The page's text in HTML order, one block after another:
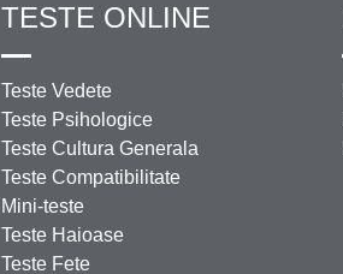
TESTE ONLINE
Teste Vedete
Teste Psihologice
Teste Cultura Generala
Teste Compatibilitate
Mini-teste
Teste Haioase
Teste Fete